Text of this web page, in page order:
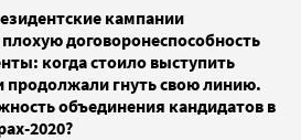
кампании
договоронеспособность
когда стоило выступить
гнуть свою линию.
объединения кандидатов в
2020?